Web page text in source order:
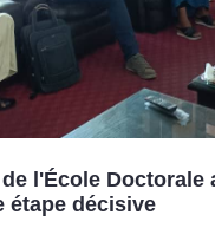
l'École Doctorale
étape décisive